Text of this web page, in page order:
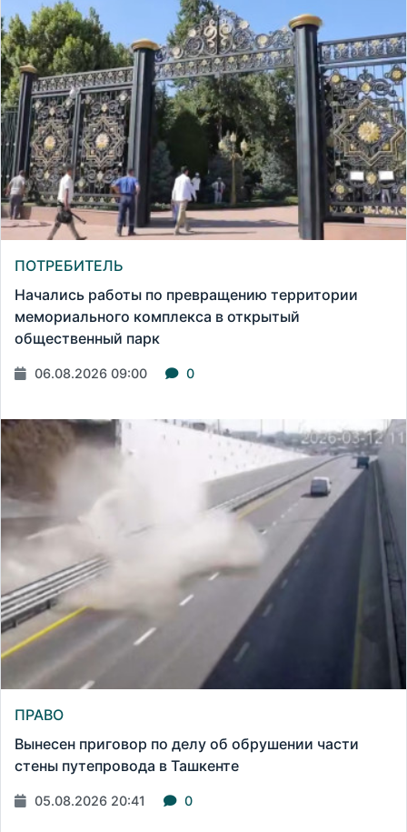
ПОТРЕБИТЕЛЬ
Начались работы по превращению территории
мемориального комплекса в открытый
общественный парк
06.08.2026 09:00 0
ПРАВО
Вынесен приговор по делу об обрушении части
стены путепровода в Ташкенте
05.08.2026 20:41 0